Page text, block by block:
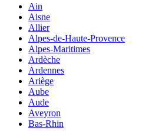
Ain
Aisne
Allier
Alpes-de-Haute-Provence
Alpes-Maritimes
Ardèche
Ardennes
Ariège
Aube
Aude
Aveyron
Bas-Rhin